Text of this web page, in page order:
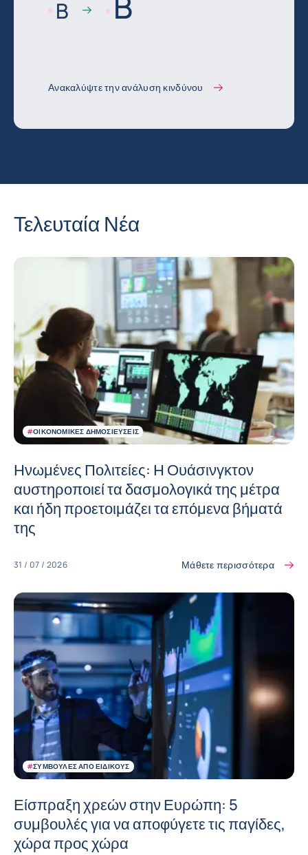
B
Ανακαλύψτε την ανάλυση κινδύνου
Τελευταία Νέα
#ΟΙΚΟΝΟΜΙΚΈΣ ΔΗΜΟΣΙΕΎΣΕΙΣ
Ηνωμένες Πολιτείες: Η Ουάσινγκτον
αυστηροποιεί τα δασμολογικά της μέτρα
και ήδη προετοιμάζει τα επόμενα βήματά
της
31 / 07 / 2026 Μάθετε περισσότερα
#ΣΥΜΒΟΥΛΈΣ ΑΠΌ ΕΙΔΙΚΟΎΣ
Είσπραξη χρεών στην Ευρώπη: 5
συμβουλές για να αποφύγετε τις παγίδες,
χώρα προς χώρα